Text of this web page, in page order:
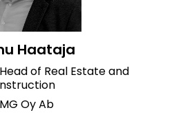
Haataja
of Real Estate and
Oy Ab